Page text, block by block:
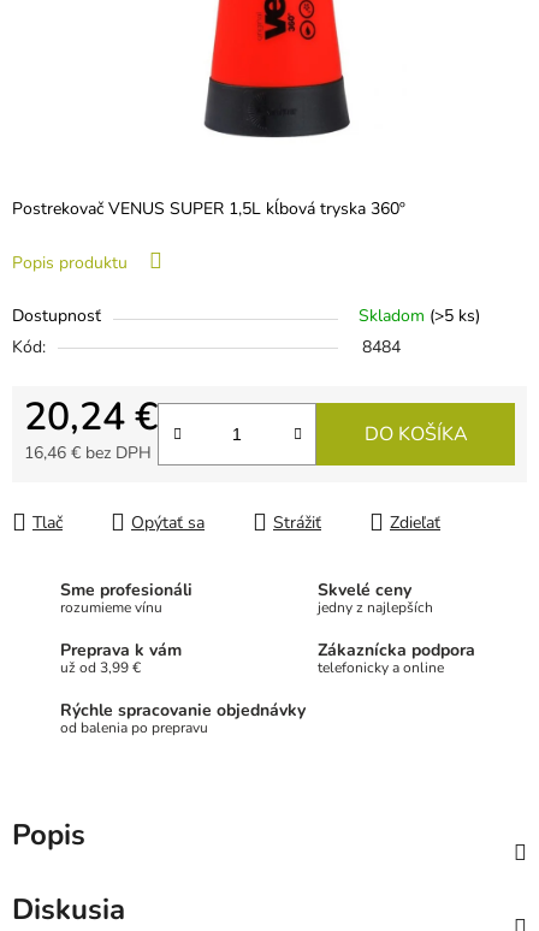
Postrekovač VENUS SUPER 1,5L kĺbová tryska 360º
Popis produktu
Dostupnosť Skladom (>5 ks)
Kód:
8484
20,24 €
16,46 € bez DPH
DO KOŠÍKA
Tlač Opýtať sa Strážiť Zdieľať
Sme profesionáli
rozumieme vínu
Skvelé ceny
jedny z najlepších
Preprava k vám
už od 3,99 €
Zákaznícka podpora
telefonicky a online
Rýchle spracovanie objednávky
od balenia po prepravu
Popis
Diskusia